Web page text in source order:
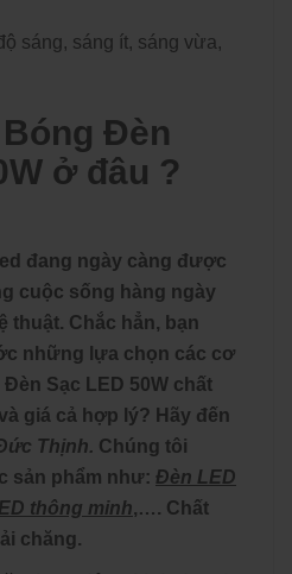
sáng, sáng ít, sáng vừa,
Bóng Đèn
ở đâu ?
đang ngày càng được
cuộc sống hàng ngày
thuật. Chắc hẳn, bạn
những lựa chọn các cơ
Đèn Sạc LED 50W chất
giá cả hợp lý? Hãy đến
Thịnh. Chúng tôi
sản phẩm như: Đèn LED
thông minh,…. Chất
chăng.